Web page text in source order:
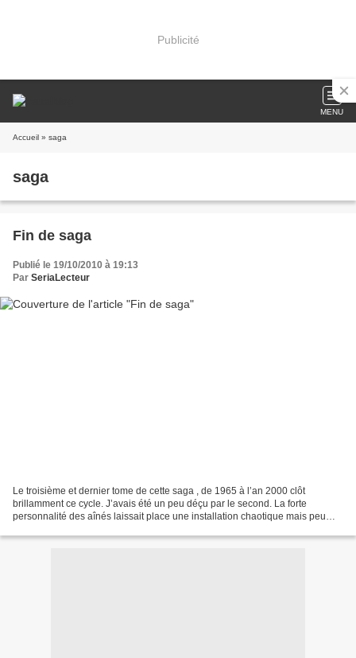
Publicité
MENU
Accueil » saga
saga
Fin de saga
Publié le 19/10/2010 à 19:13
Par SeriaLecteur
Le troisième et dernier tome de cette saga , de 1965 à l’an 2000 clôt
brillamment ce cycle. J’avais été un peu déçu par le second. La forte
personnalité des aînés laissait place une installation chaotique mais peu